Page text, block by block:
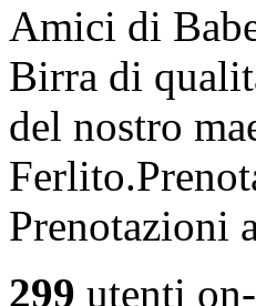
Amici di
Birra di
del nostro
Prenotazioni
299 utenti